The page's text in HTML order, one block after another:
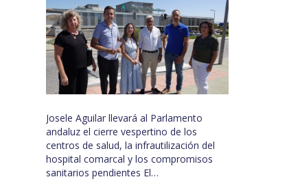
Josele Aguilar llevará al Parlamento
andaluz el cierre vespertino de los
centros de salud, la infrautilización del
hospital comarcal y los compromisos
sanitarios pendientes El…